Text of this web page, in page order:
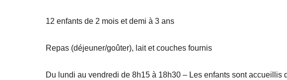
12 enfants de 2 mois et demi à 3 ans
Repas (déjeuner/goûter), lait et couches fournis
Du lundi au vendredi de 8h15 à 18h30 – Les enfants sont accueillis